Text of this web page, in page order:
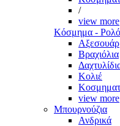
/
view more
Κόσμημα -
Αξεσουάρ
Βραχιόλια
Κολιέ
view more
Μπουρνούζια
Ανδρικά